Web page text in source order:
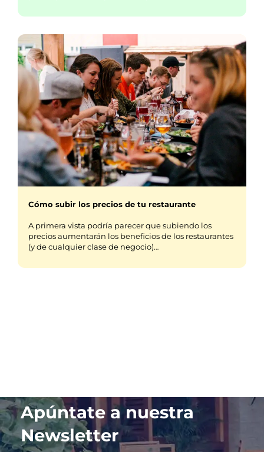
Cómo subir los precios de tu restaurante
A primera vista podría parecer que subiendo los
precios aumentarán los beneficios de los restaurantes
(y de cualquier clase de negocio)…
Apúntate a nuestra
Newsletter